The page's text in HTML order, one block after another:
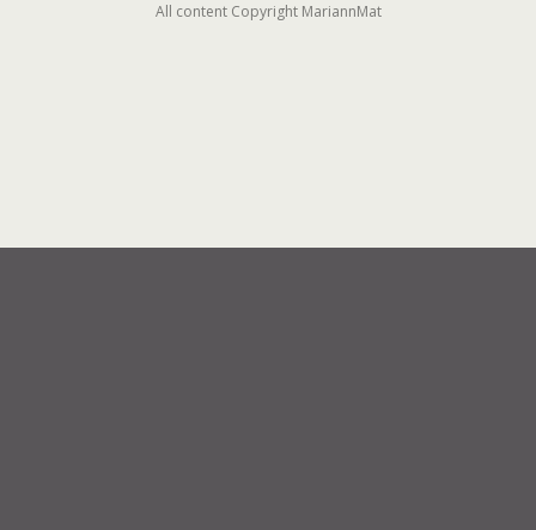
All content Copyright MariannMat